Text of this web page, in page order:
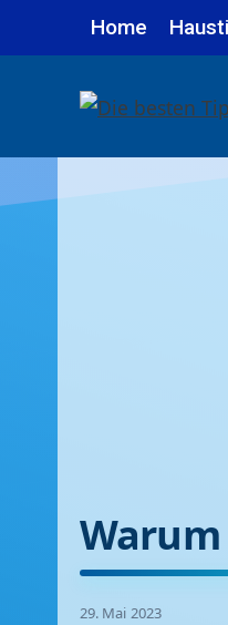
Inhalt
Home
29. Mai 2023